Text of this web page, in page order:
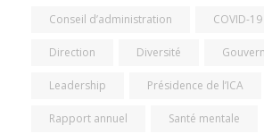
Conseil d’administration COVID-19
Direction Diversité
Leadership Présidence de l’ICA
Rapport annuel Santé mentale